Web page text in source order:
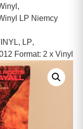
,
LP Niemcy
, LP,
Format: 2 x Vinyl